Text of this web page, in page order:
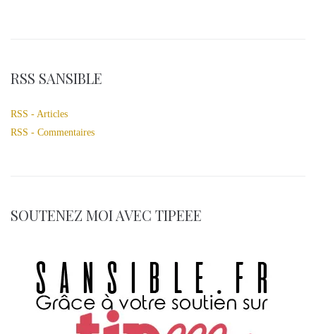
RSS SANSIBLE
RSS - Articles
RSS - Commentaires
SOUTENEZ MOI AVEC TIPEEE